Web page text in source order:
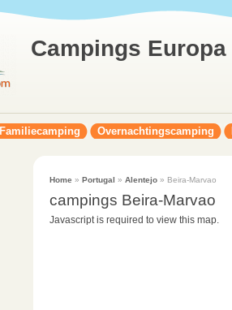
Campings Europa
Familiecamping Overnachtingscamping
Home » Portugal » Alentejo» Beira-Marvao
campings Beira-Marvao
Javascript is required to view this map.